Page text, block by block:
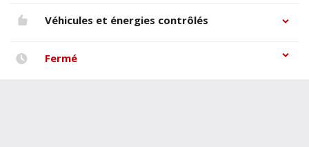
Véhicules et énergies contrôlés
Fermé